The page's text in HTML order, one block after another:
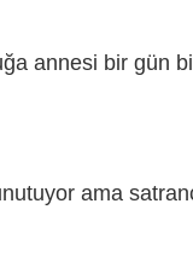
annesi bir gün
ama